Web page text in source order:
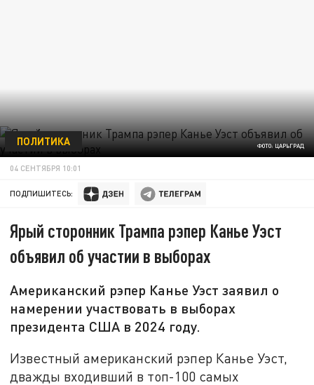
ФОТО: ЦАРЬГРАД
ПОЛИТИКА
04 СЕНТЯБРЯ 10:01
ПОДПИШИТЕСЬ:
Ярый сторонник Трампа рэпер Канье Уэст
объявил об участии в выборах
Американский рэпер Канье Уэст заявил о
намерении участвовать в выборах
президента США в 2024 году.
Известный американский рэпер Канье Уэст,
дважды входивший в топ-100 самых